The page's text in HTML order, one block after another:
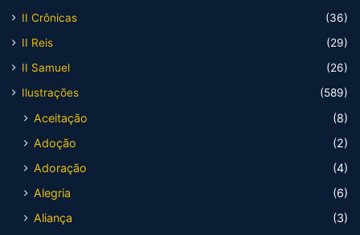
II Crônicas
(36)
II Reis
(29)
II Samuel
(26)
Ilustrações
(589)
Aceitação
(8)
Adoção
(2)
Adoração
(4)
Alegria
(6)
Aliança
(3)